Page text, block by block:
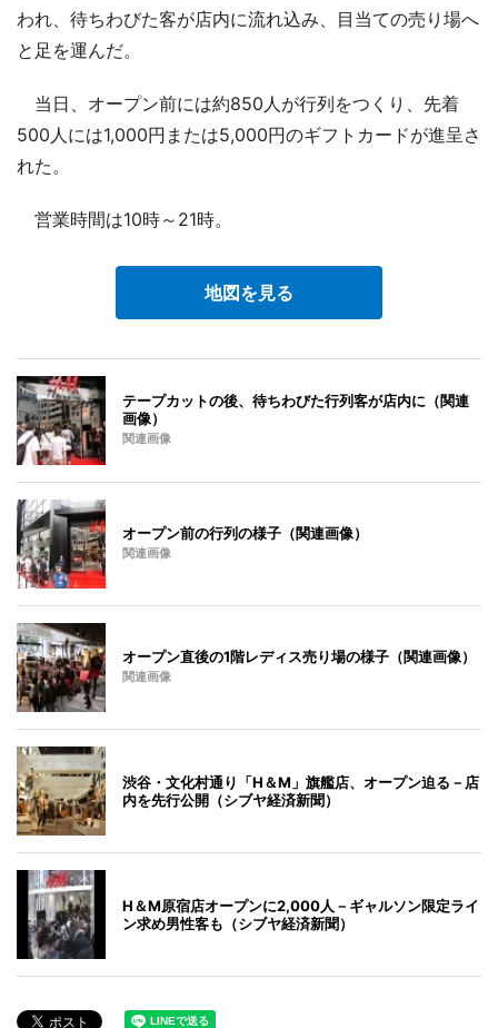
われ、待ちわびた客が店内に流れ込み、目当ての売り場へ
と足を運んだ。
当日、オープン前には約850人が行列をつくり、先着
500人には1,000円または5,000円のギフトカードが進呈さ
れた。
営業時間は10時～21時。
地図を見る
テープカットの後、待ちわびた行列客が店内に（関連
画像）
関連画像
オープン前の行列の様子（関連画像）
関連画像
オープン直後の1階レディス売り場の様子（関連画像）
関連画像
渋谷・文化村通り「H＆M」旗艦店、オープン迫る－店
内を先行公開（シブヤ経済新聞）
H＆M原宿店オープンに2,000人－ギャルソン限定ライ
ン求め男性客も（シブヤ経済新聞）